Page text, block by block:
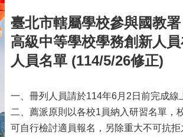
臺北市轄屬學校參與國教
高級中等學校學務創新人員
人員名單 (114/5/26修正)
一、冊列人員請於114年6月2日前完成線
二、薦派原則以各校1員納入研習名單，
可自行檢討適員報名，另除重大不可抗拒